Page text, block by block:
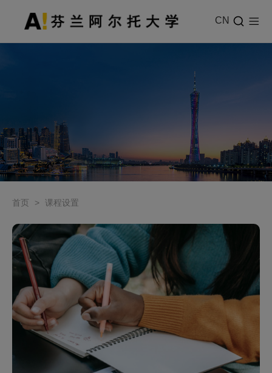
CN
首页 > 课程设置